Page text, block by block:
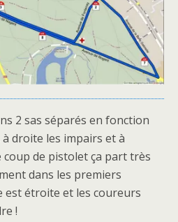
2 sas séparés en fonction
droite les impairs et à
coup de pistolet ça part très
dans les premiers
est étroite et les coureurs
!